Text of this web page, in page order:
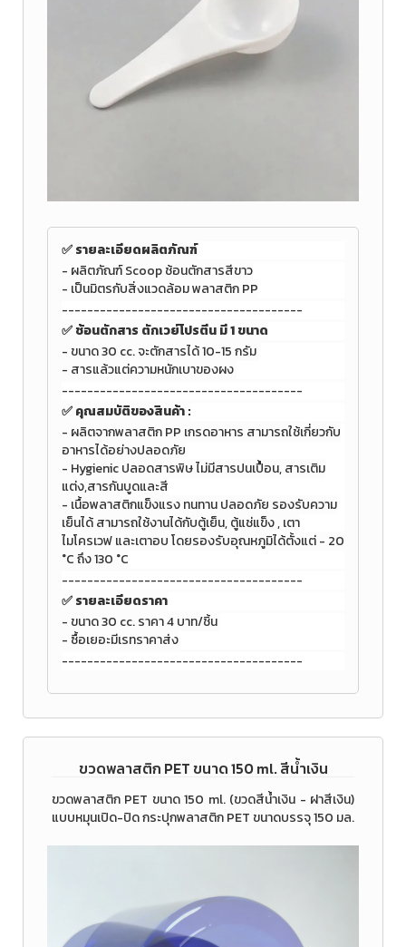
✅ รายละเอียดผลิตภัณฑ์
- ผลิตภัณฑ์ Scoop ช้อนตักสารสีขาว
- เป็นมิตรกับสิ่งแวดล้อม พลาสติก PP
--------------------------------------
✅ ช้อนตักสาร ตักเวย์โปรตีน มี 1 ขนาด
- ขนาด 30 cc. จะตักสารได้ 10-15 กรัม
- สารแล้วแต่ความหนักเบาของผง
--------------------------------------
✅คุณสมบัติของสินค้า :
- ผลิตจากพลาสติก PP เกรดอาหาร สามารถใช้เกี่ยวกับ
อาหารได้อย่างปลอดภัย
- Hygienic ปลอดสารพิษ ไม่มีสารปนเปื้อน, สารเติม
แต่ง,สารกันบูดและสี
- เนื้อพลาสติกแข็งแรง ทนทาน ปลอดภัย รองรับความ
เย็นได้สามารถใช้งานได้กับตู้เย็น, ตู้แช่แข็ง , เตา
ไมโครเวฟ และเตาอบ โดยรองรับอุณหภูมิได้ตั้งแต่ - 20
°C ถึง 130 °C
--------------------------------------
✅ รายละเอียดราคา
- ขนาด 30 cc. ราคา 4 บาท/ชิ้น
- ซื้อเยอะมีเรทราคาส่ง
--------------------------------------
ขวดพลาสติก PET ขนาด 150 ml. สีน้ำเงิน
ขวดพลาสติก PET ขนาด 150 ml. (ขวดสีน้ำเงิน - ฝาสีเงิน)
แบบหมุนเปิด-ปิด กระปุกพลาสติก PET ขนาดบรรจุ 150 มล.